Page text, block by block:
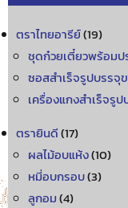
ตราไทยอารีย์(19)
ชุดก๋วยเตี๋ยวพร้อมป
ซอสสำเร็จรูปบรรจุ
เครื่องแกงสำเร็จรู
ตรายินดี(17)
ผลไม้อบแห้ง(10)
หมี่อบกรอบ(3)
ลูกอม(4)